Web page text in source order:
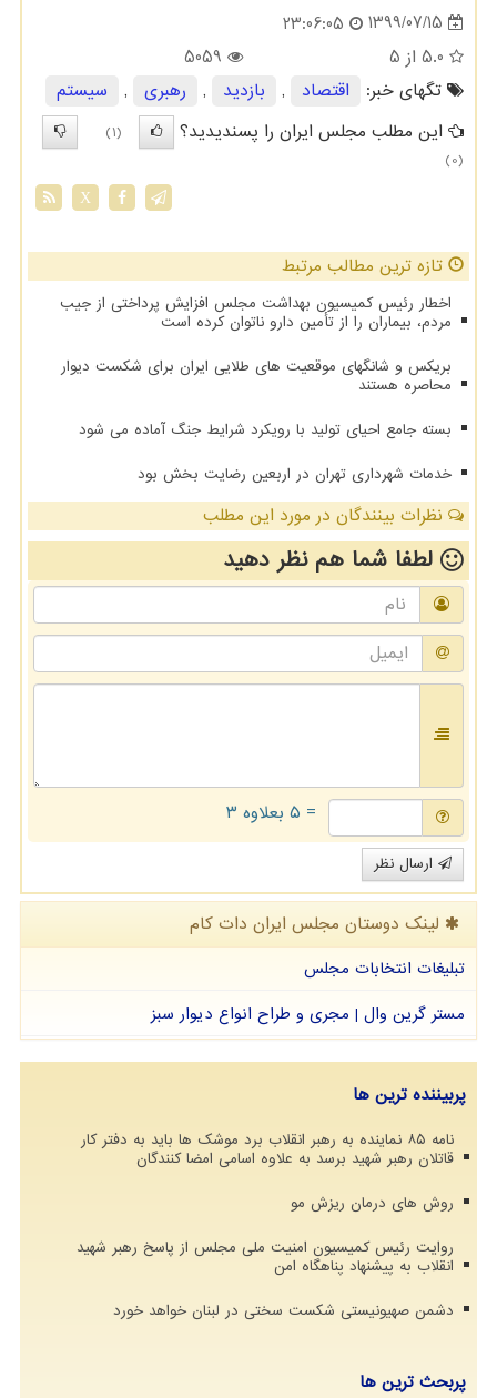
1399/07/15
23:06:05
5.0 از 5
5059
تگهای خبر:
اقتصاد , بازدید , رهبری ,
سیستم
این مطلب مجلس ایران را پسندیدید؟
(1)
(0)
X
تازه ترین مطالب مرتبط
اخطار رئیس کمیسیون بهداشت مجلس افزایش پرداختی از جیب
مردم، بیماران را از تأمین دارو ناتوان کرده است
بریکس و شانگهای موقعیت های طلایی ایران برای شکست دیوار
محاصره هستند
بسته جامع احیای تولید با رویکرد شرایط جنگ آماده می شود
خدمات شهرداری تهران در اربعین رضایت بخش بود
نظرات بینندگان در مورد این مطلب
لطفا شما همنظر دهید
= ۵ بعلاوه ۳
ارسال نظر
لینک دوستان مجلس ایران دات كام
تبلیغات انتخابات مجلس
مستر گرین وال | مجری و طراح انواع دیوار سبز
پربیننده ترین ها
نامه ۸۵ نماینده به رهبر انقلاب برد موشک ها باید به دفتر کار
قاتلان رهبر شهید برسد به علاوه اسامی امضا کنندگان
روش های درمان ریزش مو
روایت رئیس کمیسیون امنیت ملی مجلس از پاسخ رهبر شهید
انقلاب به پیشنهاد پناهگاه امن
دشمن صهیونیستی شکست سختی در لبنان خواهد خورد
پربحث ترین ها